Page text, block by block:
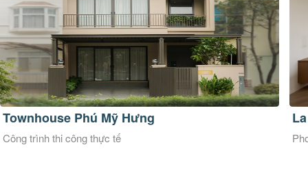
La Maison Douce
Phong cách thiết kế Đương đại